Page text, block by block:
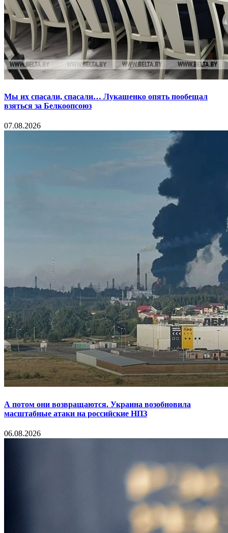
Мы их спасали, спасали… Лукашенко опять пообещал
взяться за Белкоопсоюз
07.08.2026
А потом они возвращаются. Украина возобновила
масштабные атаки на российские НПЗ
06.08.2026